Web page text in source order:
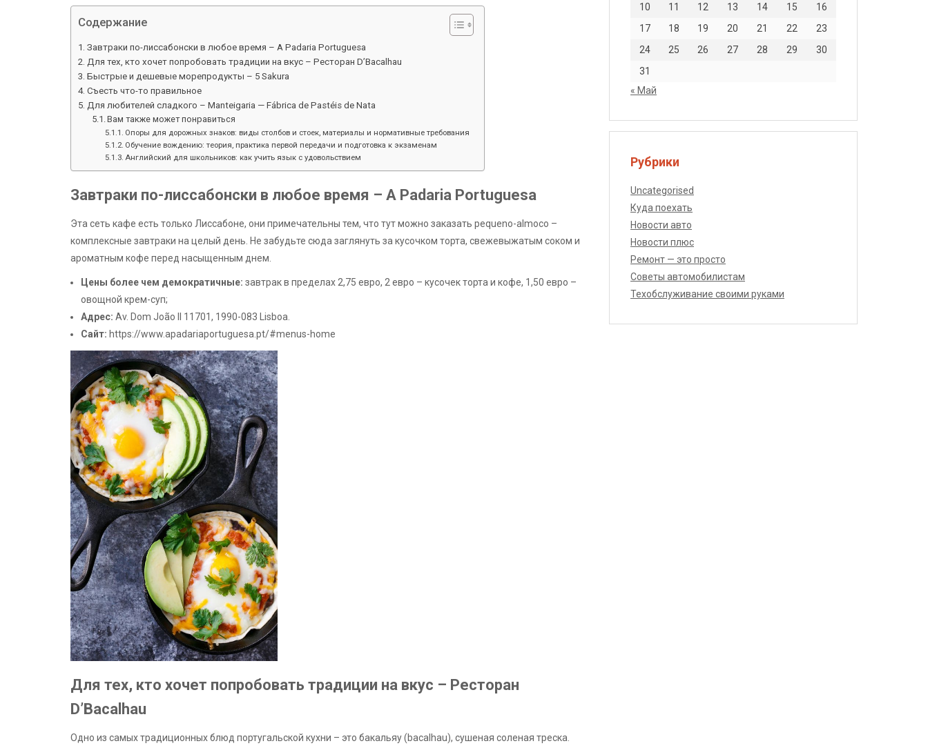
Содержание
Завтраки по-лиссабонски в любое время – A Padaria Portuguesa
Для тех, кто хочет попробовать традиции на вкус – Ресторан D’Bacalhau
Быстрые и дешевые морепродукты – 5 Sakura
Съесть что-то правильное
Для любителей сладкого – Manteigaria — Fábrica de Pastéis de Nata
Вам также может понравиться
Опоры для дорожных знаков: виды столбов и стоек, материалы и нормативные требования
Обучение вождению: теория, практика первой передачи и подготовка к экзаменам
Английский для школьников: как учить язык с удовольствием
Завтраки по-лиссабонски в любое время – A Padaria Portuguesa
Эта сеть кафе есть только Лиссабоне, они примечательны тем, что тут можно заказать pequeno-almoco –
комплексные завтраки на целый день. Не забудьте сюда заглянуть за кусочком торта, свежевыжатым соком и
ароматным кофе перед насыщенным днем.
Цены более чем демократичные: завтрак в пределах 2,75 евро, 2 евро – кусочек торта и кофе, 1,50 евро –
овощной крем-суп;
Адрес: Av. Dom João II 11701, 1990-083 Lisboa.
Сайт: https://www.apadariaportuguesa.pt/#menus-home
Для тех, кто хочет попробовать традиции на вкус – Ресторан
D’Bacalhau
Одно из самых традиционных блюд португальской кухни – это бакальяу (bacalhau), сушеная соленая треска.
10
11 12 13 14 15
16
17
18 19 20 21 22
23
24
25 26 27 28 29
30
31
« Май
Рубрики
Uncategorised
Куда поехать
Новости авто
Новости плюс
Ремонт — это просто
Советы автомобилистам
Техобслуживание своими руками